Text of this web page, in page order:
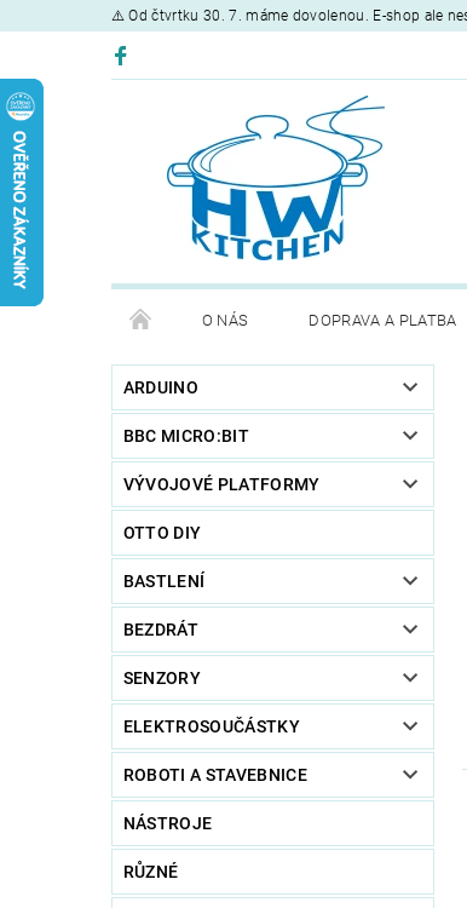
⚠️ Od čtvrtku 30. 7. máme dovolenou. E-shop ale
O NÁS DOPRAVA A PLATBA
ARDUINO
BBC MICRO:BIT
VÝVOJOVÉ PLATFORMY
OTTO DIY
BASTLENÍ
BEZDRÁT
SENZORY
ELEKTROSOUČÁSTKY
ROBOTI A STAVEBNICE
NÁSTROJE
RŮZNÉ